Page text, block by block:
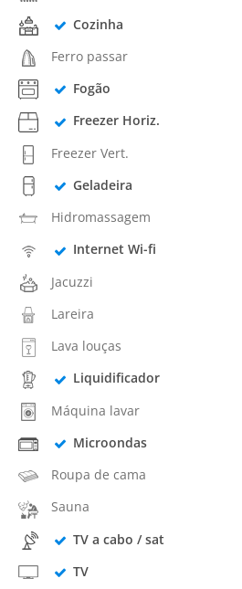
Cozinha
Ferro passar
Fogão
Freezer Horiz.
Freezer Vert.
Geladeira
Hidromassagem
Internet Wi-fi
Jacuzzi
Lareira
Lava louças
Liquidificador
Máquina lavar
Microondas
Roupa de cama
Sauna
TV a cabo / sat
TV